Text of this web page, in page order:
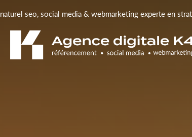
seo, social media & webmarketing experte en